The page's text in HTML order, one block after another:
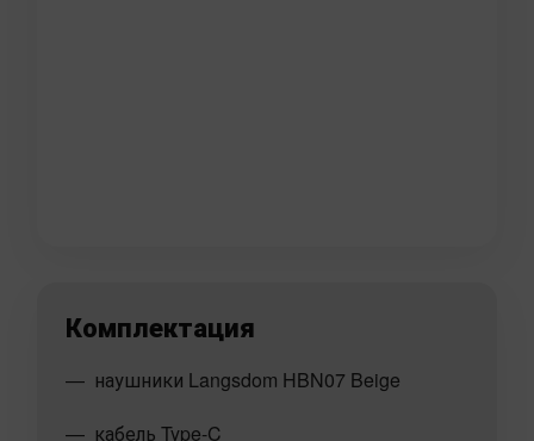
Комплектация
наушники Langsdom HBN07 Beige
кабель Type-C